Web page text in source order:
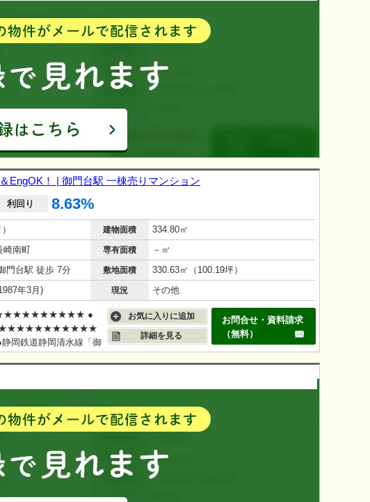
EngOK！ | 御門台駅 一棟売りマンション
利回り 8.63%
建物面積 334.80㎡
崎南町 専有面積 －㎡
門台駅 徒歩 7分 敷地面積 330.63㎡（100.19坪）
年3月) 現況 その他
●
岡鉄道静岡清水線「御
お気に入りに追加
詳細を見る
お問合せ・資料請求
（無料）